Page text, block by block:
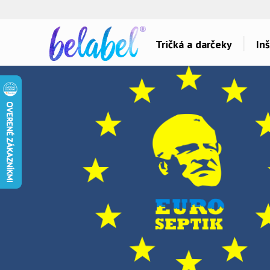
Tričká a darčeky
Dárky pro maminku
Dárky pro ségru
Dárky pro babičku
Dárky pro tátu
Dárky pro dědu
Dárky pro partnera
Dárky pro přátele
Témy potlačí
Hlášky
Hudba & Film
Humor
Ostatné